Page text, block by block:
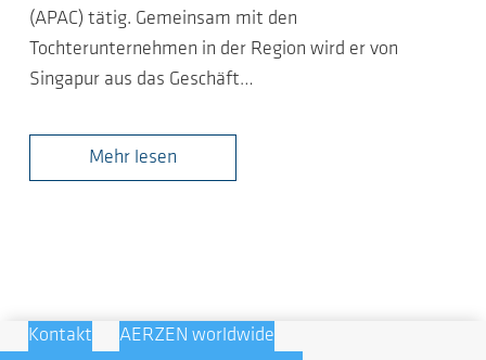
(APAC) tätig. Gemeinsam mit den
Tochterunternehmen in der Region wird er von
Singapur aus das Geschäft…
Mehr lesen
Kontakt AERZEN worldwide